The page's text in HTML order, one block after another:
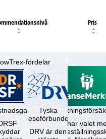
Pris
fördelar
Tyska
reseförbundet
DRV är den
Du har valet